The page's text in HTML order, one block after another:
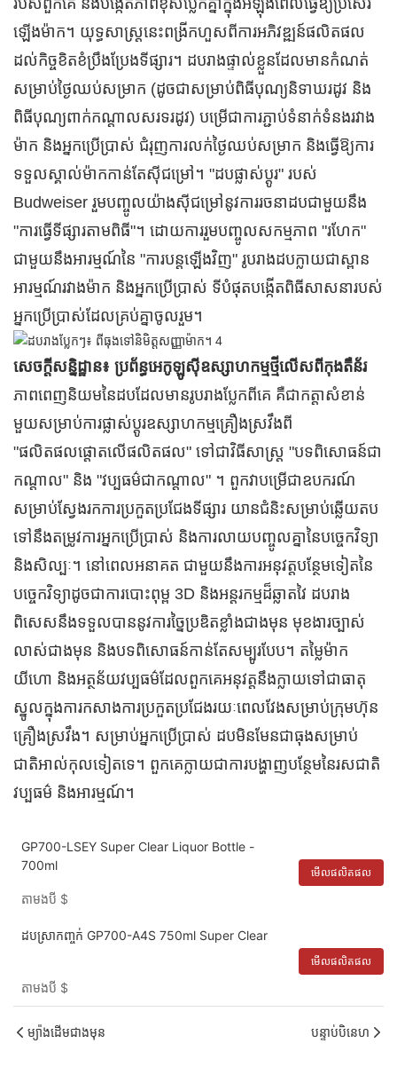
របស់ពួកគេ និងបង្កើតភាពខុសប្លែកគ្នាក្នុងអំឡុងពេលធ្វើឱ្យប្រសើរ
ឡើងម៉ាក។ យុទ្ធសាស្ត្រនេះពង្រីកហួសពីការអភិវឌ្ឍន៍ផលិតផល
ដល់កិច្ចខិតខំប្រឹងប្រែងទីផ្សារ។ ដបរាងផ្ទាល់ខ្លួនដែលមានកំណត់
សម្រាប់ថ្ងៃឈប់សម្រាក (ដូចជាសម្រាប់ពិធីបុណ្យនិទាឃរដូវ និង
ពិធីបុណ្យពាក់កណ្តាលសរទរដូវ) បម្រើជាការភ្ជាប់ទំនាក់ទំនងរវាង
ម៉ាក និងអ្នកប្រើប្រាស់ ជំរុញការលក់ថ្ងៃឈប់សម្រាក និងធ្វើឱ្យការ
ទទួលស្គាល់ម៉ាកកាន់តែស៊ីជម្រៅ។ "ដបផ្លាស់ប្តូរ" របស់
Budweiser រួមបញ្ចូលយ៉ាងស៊ីជម្រៅនូវការរចនាដបជាមួយនឹង
"ការធ្វើទីផ្សារតាមពិធី"។ ដោយការរួមបញ្ចូលសកម្មភាព "រហែក"
ជាមួយនឹងអារម្មណ៍នៃ "ការបន្តឡើងវិញ" រូបរាងដបក្លាយជាស្ពាន
អារម្មណ៍រវាងម៉ាក និងអ្នកប្រើប្រាស់ ទីបំផុតបង្កើតពិធីសាសនារបស់
អ្នកប្រើប្រាស់ដែលគ្រប់គ្នាចូលរួម។
សេចក្តីសន្និដ្ឋាន៖ ប្រព័ន្ធអេកូឡូស៊ីឧស្សាហកម្មថ្មីលើសពីកុងតឺន័រ
ភាពពេញនិយមនៃដបដែលមានរូបរាងប្លែកពីគេ គឺជាកត្តាសំខាន់
មួយសម្រាប់ការផ្លាស់ប្តូរឧស្សាហកម្មគ្រឿងស្រវឹងពី
"ផលិតផលផ្តោតលើផលិតផល" ទៅជាវិធីសាស្រ្ត "បទពិសោធន៍ជា
កណ្តាល" និង "វប្បធម៌ជាកណ្តាល" ។ ពួកវាបម្រើជាឧបករណ៍
សម្រាប់ស្វែងរកការប្រកួតប្រជែងទីផ្សារ យានជំនិះសម្រាប់ឆ្លើយតប
ទៅនឹងតម្រូវការអ្នកប្រើប្រាស់ និងការលាយបញ្ចូលគ្នានៃបច្ចេកវិទ្យា
និងសិល្បៈ។ នៅពេលអនាគត ជាមួយនឹងការអនុវត្តបន្ថែមទៀតនៃ
បច្ចេកវិទ្យាដូចជាការបោះពុម្ព 3D និងអន្តរកម្មដ៏ឆ្លាតវៃ ដបរាង
ពិសេសនឹងទទួលបាននូវការច្នៃប្រឌិតខ្លាំងជាងមុន មុខងារច្បាស់
លាស់ជាងមុន និងបទពិសោធន៍កាន់តែសម្បូរបែប។ តម្លៃម៉ាក
យីហោ និងអត្ថន័យវប្បធម៌ដែលពួកគេអនុវត្តនឹងក្លាយទៅជាធាតុ
ស្នូលក្នុងការកសាងការប្រកួតប្រជែងរយៈពេលវែងសម្រាប់ក្រុមហ៊ុន
គ្រឿងស្រវឹង។ សម្រាប់អ្នកប្រើប្រាស់ ដបមិនមែនជាធុងសម្រាប់
ជាតិអាល់កុលទៀតទេ។ ពួកគេក្លាយជាការបង្ហាញបន្ថែមនៃរសជាតិ
វប្បធម៌ និងអារម្មណ៍។
GP700-LSEY Super Clear Liquor Bottle -
700ml
តាមងបី $
មើលផលិតផល
ដបស្រាកញ្ចក់ GP700-A4S 750ml Super Clear
តាមងបី $
មើលផលិតផល
ម្យ៉ាងដើមជាងមុន បន្ទាប់បិនេហ